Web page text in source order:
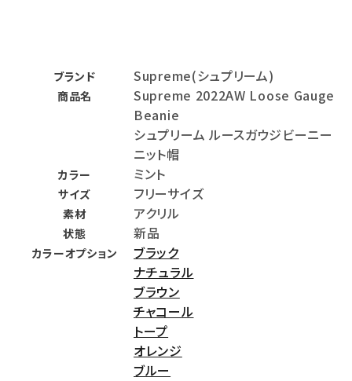
ブランド Supreme(シュプリーム)
商品名
Supreme 2022AW Loose Gauge
Beanie
シュプリーム ルースガウジビーニー
ニット帽
カラー ミント
サイズ フリーサイズ
素材 アクリル
状態 新品
カラーオプション
ブラック
ナチュラル
ブラウン
チャコール
トープ
オレンジ
ブルー